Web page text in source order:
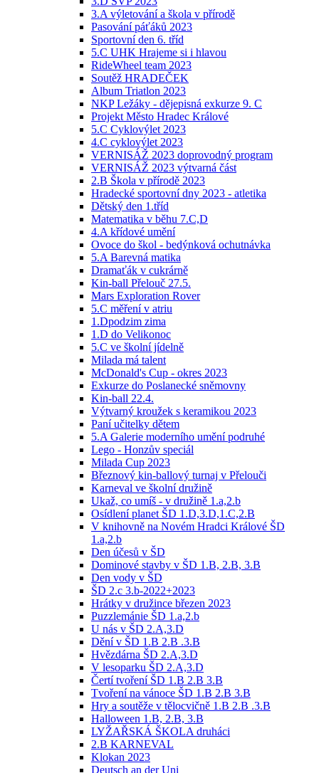
3.A výletování a škola v přírodě
Pasování páťáků 2023
Sportovní den 6. tříd
5.C UHK Hrajeme si i hlavou
RideWheel team 2023
Soutěž HRADEČEK
Album Triatlon 2023
NKP Ležáky - dějepisná exkurze 9. C
Projekt Město Hradec Králové
5.C Cyklovýlet 2023
4.C cyklovýlet 2023
VERNISÁŽ 2023 doprovodný program
VERNISÁŽ 2023 výtvarná část
2.B Škola v přírodě 2023
Hradecké sportovní dny 2023 - atletika
Dětský den 1.tříd
Matematika v běhu 7.C,D
4.A křídové umění
Ovoce do škol - bedýnková ochutnávka
5.A Barevná matika
Dramaťák v cukrárně
Kin-ball Přelouč 27.5.
Mars Exploration Rover
5.C měření v atriu
1.Dpodzim zima
1.D do Velikonoc
5.C ve školní jídelně
Milada má talent
McDonald's Cup - okres 2023
Exkurze do Poslanecké sněmovny
Kin-ball 22.4.
Výtvarný kroužek s keramikou 2023
Paní učitelky dětem
5.A Galerie moderního umění podruhé
Lego - Honzův speciál
Milada Cup 2023
Březnový kin-ballový turnaj v Přelouči
Karneval ve školní družině
Ukaž, co umíš - v družině 1.a,2.b
Osídlení planet ŠD 1.D,3.D,1.C,2.B
V knihovně na Novém Hradci Králové ŠD
1.a,2.b
Den účesů v ŠD
Dominové stavby v ŠD 1.B, 2.B, 3.B
Den vody v ŠD
ŠD 2.c 3.b-2022+2023
Hrátky v družince březen 2023
Puzzlemánie ŠD 1.a,2.b
U nás v ŠD 2.A,3.D
Dění v ŠD 1.B 2.B .3.B
Hvězdárna ŠD 2.A,3.D
V lesoparku ŠD 2.A,3.D
Čertí tvoření ŠD 1.B 2.B 3.B
Tvoření na vánoce ŠD 1.B 2.B 3.B
Hry a soutěže v tělocvičně 1.B 2.B .3.B
Halloween 1.B, 2.B, 3.B
LYŽAŘSKÁ ŠKOLA druháci
2.B KARNEVAL
Klokan 2023
Deutsch an der Uni